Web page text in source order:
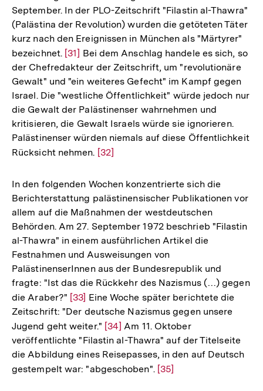
September. In der PLO-Zeitschrift "Filastin al-Thawra"
(Palästina der Revolution) wurden die getöteten Täter
kurz nach den Ereignissen in München als "Märtyrer"
bezeichnet. Zur
Auflösung
der
Fußnote
[31] Bei dem Anschlag handele es sich, so
der Chefredakteur der Zeitschrift, um "revolutionäre
Gewalt" und "ein weiteres Gefecht" im Kampf gegen
Israel. Die "westliche Öffentlichkeit" würde jedoch nur
die Gewalt der Palästinenser wahrnehmen und
kritisieren, die Gewalt Israels würde sie ignorieren.
Palästinenser würden niemals auf diese Öffentlichkeit
Rücksicht nehmen. Zur
der
Fußnote
[32]
In den folgenden Wochen konzentrierte sich die
Berichterstattung palästinensischer Publikationen vor
allem auf die Maßnahmen der westdeutschen
Behörden. Am 27. September 1972 beschrieb "Filastin
al-Thawra" in einem ausführlichen Artikel die
Festnahmen und Ausweisungen von
PalästinenserInnen aus der Bundesrepublik und
fragte: "Ist das die Rückkehr des Nazismus (…) gegen
die Araber?" Zur
Auflösung
der
Fußnote
[33] Eine Woche später berichtete die
Zeitschrift: "Der deutsche Nazismus gegen unsere
Jugend geht weiter." Zur
Auflösung
der
Fußnote
[34] Am 11. Oktober
veröffentlichte "Filastin al-Thawra" auf der Titelseite
die Abbildung eines Reisepasses, in den auf Deutsch
gestempelt war: "abgeschoben". Zur
[35]